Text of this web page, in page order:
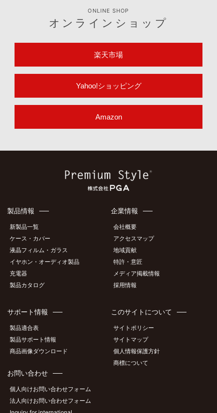
ONLINE SHOP
オンラインショップ
楽天市場
Yahoo!ショッピング
Amazon
製品情報
新製品一覧
ケース・カバー
液晶フィルム・ガラス
イヤホン・オーディオ製品
充電器
製品カタログ
企業情報
会社概要
アクセスマップ
地域貢献
特許・意匠
メディア掲載情報
採用情報
サポート情報
製品適合表
製品サポート情報
商品画像ダウンロード
お問い合わせ
個人向けお問い合わせフォーム
法人向けお問い合わせフォーム
このサイトについて
サイトポリシー
サイトマップ
個人情報保護方針
商標について